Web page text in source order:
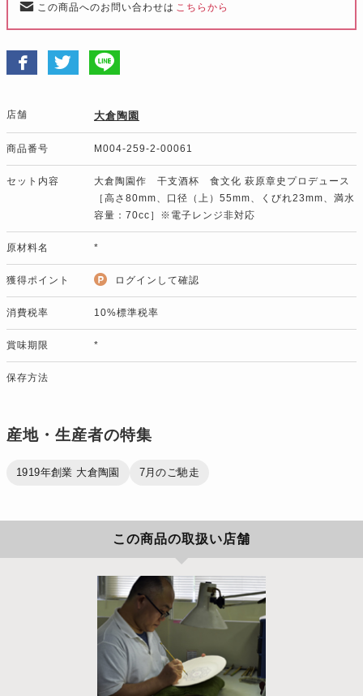
この商品へのお問い合わせは こちらから
店舗 大倉陶園
商品番号 M004-259-2-00061
セット内容
大倉陶園作 干支酒杯 食文化 萩原章史プロデュース
［高さ80mm、口径（上）55mm、くびれ23mm、満水
容量：70cc］※電子レンジ非対応
原材料名 *
獲得ポイント ログインして確認
消費税率 10%標準税率
賞味期限 *
保存方法
産地・生産者の特集
1919年創業 大倉陶園 7月のご馳走
この商品の取扱い店舗